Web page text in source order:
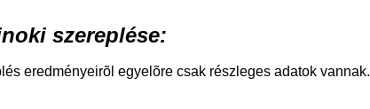
szereplése:
eredményeirõl egyelõre csak részleges adatok vannak.